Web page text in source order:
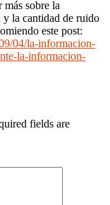
más sobre la
y la cantidad de ruido
este post:
04/la-informacion-
la-informacion-
fields are